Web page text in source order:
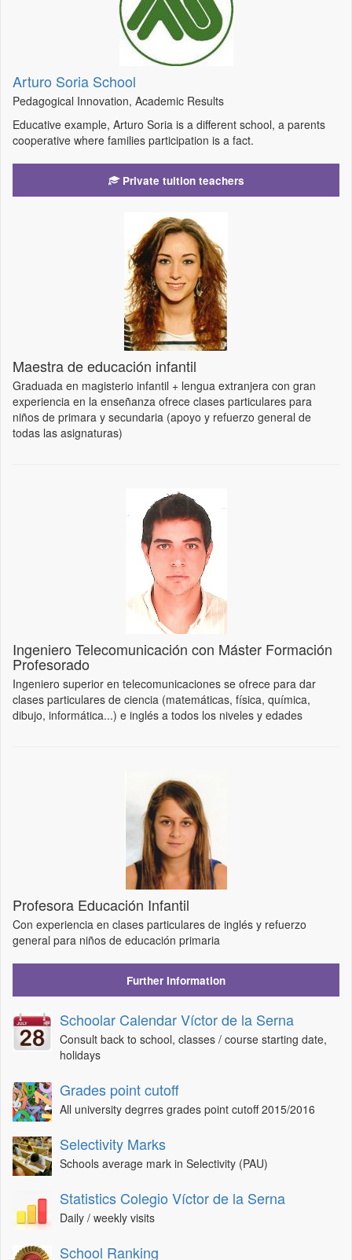
Arturo Soria School
Pedagogical Innovation, Academic Results
Educative example, Arturo Soria is a different school, a parents
cooperative where families participation is a fact.
Private tuition teachers
Maestra de educación infantil
Graduada en magisterio infantil + lengua extranjera con gran
experiencia en la enseñanza ofrece clases particulares para
niños de primara y secundaria (apoyo y refuerzo general de
todas las asignaturas)
Ingeniero Telecomunicación con Máster Formación
Profesorado
Ingeniero superior en telecomunicaciones se ofrece para dar
clases particulares de ciencia (matemáticas, física, química,
dibujo, informática...) e inglés a todos los niveles y edades
Profesora Educación Infantil
Con experiencia en clases particulares de inglés y refuerzo
general para niños de educación primaria
Further Information
Schoolar Calendar Víctor de la Serna
Consult back to school, classes / course starting date,
holidays
Grades point cutoff
All university degrres grades point cutoff 2015/2016
Selectivity Marks
Schools average mark in Selectivity (PAU)
Statistics Colegio Víctor de la Serna
Daily / weekly visits
School Ranking